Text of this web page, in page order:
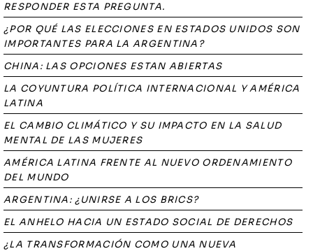
RESPONDER ESTA PREGUNTA.
¿POR QUÉ LAS ELECCIONES EN ESTADOS UNIDOS SON
IMPORTANTES PARA LA ARGENTINA?
CHINA: LAS OPCIONES ESTAN ABIERTAS
LA COYUNTURA POLÍTICA INTERNACIONAL Y AMÉRICA
LATINA
EL CAMBIO CLIMÁTICO Y SU IMPACTO EN LA SALUD
MENTAL DE LAS MUJERES
AMÉRICA LATINA FRENTE AL NUEVO ORDENAMIENTO
DEL MUNDO
ARGENTINA: ¿UNIRSE A LOS BRICS?
EL ANHELO HACIA UN ESTADO SOCIAL DE DERECHOS
¿LA TRANSFORMACIÓN COMO UNA NUEVA